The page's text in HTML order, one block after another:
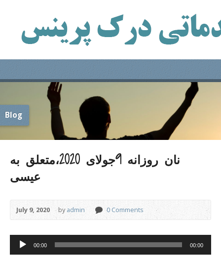
Blog
نان روزانه 9جولای 2020،متعلق به
عیسی
July 9, 2020 byadmin 0 Comments
Audio
Player
00:00 00:00